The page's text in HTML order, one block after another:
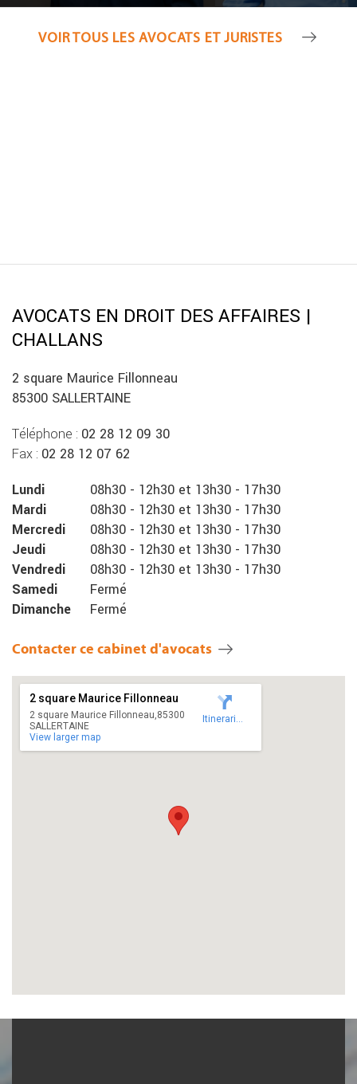
VOIR TOUS LES AVOCATS ET JURISTES
AVOCATS EN DROIT DES AFFAIRES |
CHALLANS
2 square Maurice Fillonneau
85300 SALLERTAINE
Téléphone : 02 28 12 09 30
Fax : 02 28 12 07 62
Lundi
08h30 - 12h30 et 13h30 - 17h30
Mardi
08h30 - 12h30 et 13h30 - 17h30
Mercredi
08h30 - 12h30 et 13h30 - 17h30
Jeudi
08h30 - 12h30 et 13h30 - 17h30
Vendredi
08h30 - 12h30 et 13h30 - 17h30
Samedi
Fermé
Dimanche
Fermé
Contacter ce cabinet d'avocats
2 square Maurice Fillonneau
2 square Maurice Fillonneau,85300
SALLERTAINE
View larger map